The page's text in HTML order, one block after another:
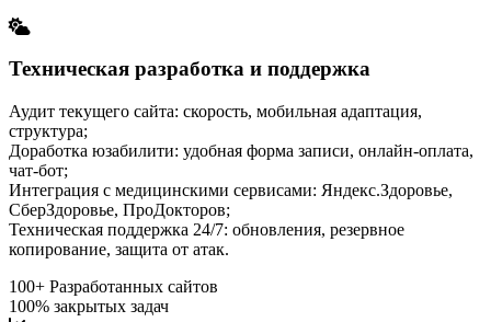
Техническая разработка и поддержка
Аудит текущего сайта: скорость, мобильная адаптация,
структура;
Доработка юзабилити: удобная форма записи, онлайн-оплата,
чат-бот;
Интеграция с медицинскими сервисами: Яндекс.Здоровье,
СберЗдоровье, ПроДокторов;
Техническая поддержка 24/7: обновления, резервное
копирование, защита от атак.
100+ Разработанных сайтов
100% закрытых задач